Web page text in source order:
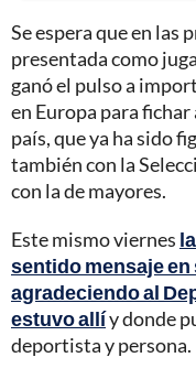
Se espera que en las
presentada como
ganó el pulso a
en Europa para fichar
país, que ya ha sido
también con la
con la de mayores.
Este mismo viernes
sentido mensaje
agradeciendo al
estuvo allíy donde
deportista y persona.